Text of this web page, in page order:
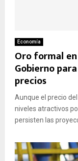
Economía
Oro formal
Gobierno
precios
Aunque el precio
niveles atractivos
persisten las